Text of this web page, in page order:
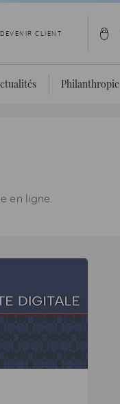
DEVENIR CLIENT
Philanthropie
en ligne.